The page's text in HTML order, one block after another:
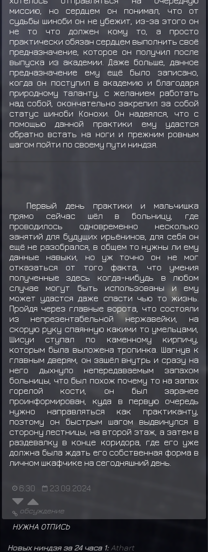
миссию, но сердцем он понимал, что от
судьбы шиноби он не убежит, из-за этого он
не то что должен кому то, а просто
практически обязан сердцем выполнить своё
предназначение, которое он получил после
выпуска из академии. Даже больше, данное
предназначение ему ещё было записано,
когда он поступил в академию и благодаря
природному таланту, с желанием работать
над собой, окончательно закрепил за собой
статус шиноби Конохи. Он надеялся, что с
помощью данной практики ему удастся
обратно встать на ноги и прежним ровным
шагом пойти по своему пути ниндзя.
Первый день практики и мальчишка
прямо сейчас шёл в больницу, где
проводилось одновременно несколько
занятий для будущих ирьёнинов, для себя он
ещё не разобрался, в общем то нужны ли ему
данные навыки, но уж точно он не мог
отказаться от того факта, что умения
полученные здесь когда-нибудь в любом
случае могут быть использованы и ему
может удастся даже спасти чью то жизнь.
Пройдя через главные ворота, что состояли
из непрезентабельной нержавейки, на
скорую руку спаянную какими то умельцами,
Шисуи ступал по каменному кирпичу,
которым была выложена тропинка. Шагнув к
главным дверям, он зашёл внутрь и сразу на
него дыхнуло непередаваемым запахом
больницы, что был похож почему то на запах
горелой кости, он был заранее
проинформирован, куда в первую очередь
нужно направляться как практиканту,
поэтому он быстрым шагом выдвинулся в
сторону лестницы, на второй этаж, а затем в
раздевалку в конце коридора, где его уже
должна была ждать его собственная форма в
личном шкафчике на сегодняшний день.
6:30 23.09.2024
обсуждение
НУЖНА ОТПИСЬ
Новых ниндзя за 24 часа 1: Athart